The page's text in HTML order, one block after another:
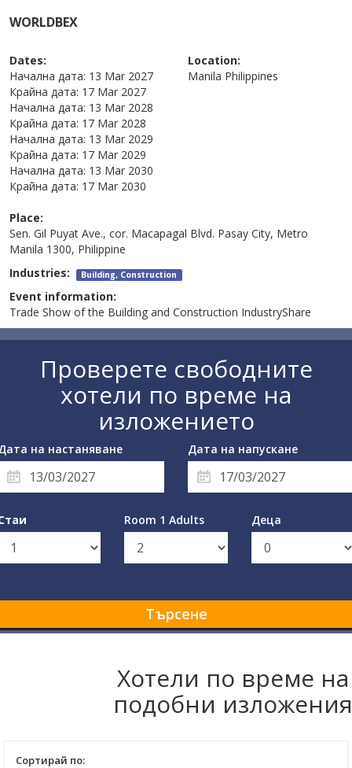
WORLDBEX
Dates:
Начална дата: 13 Mar 2027
Крайна дата: 17 Mar 2027
Начална дата: 13 Mar 2028
Крайна дата: 17 Mar 2028
Начална дата: 13 Mar 2029
Крайна дата: 17 Mar 2029
Начална дата: 13 Mar 2030
Крайна дата: 17 Mar 2030
Location:
Manila Philippines
Place:
Sen. Gil Puyat Ave., cor. Macapagal Blvd. Pasay City, Metro
Manila 1300, Philippine
Industries: Building, Construction
Event information:
Trade Show of the Building and Construction IndustryShare
Проверете свободните
хотели по време на
изложението
на настаняване Дата на напускане
Room 1 Adults Деца
Търсене
Хотели по време на
подобни изложения
Сортирай по: